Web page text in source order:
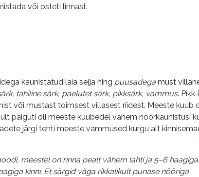
või osteti linnast.
kaunistatud laia selja ning puusadegamust
tahiline särk, paelutet särk, pikksärk, vammus.
või mustast toimsest villasest riidest. Meeste kuub
paiguti oli meeste kuubedel vähem nöörkaunistusi
järgi tehti meeste vammused kurgu alt
meestel on rinna pealt vähem lahti ja 5–6 haagiga
kinni. Et särgid väga rikkalikult punase nööriga